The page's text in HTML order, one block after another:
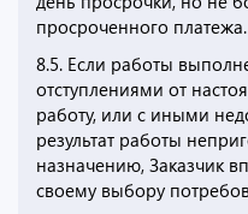
просроченного платежа.
8.5. Если работы
отступлениями от
работу, или с иными
результат работы
назначению, Заказчик
своему выбору